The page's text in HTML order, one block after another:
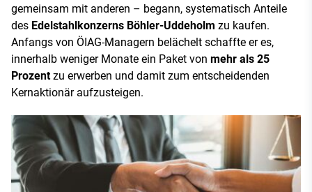
gemeinsam mit anderen – begann, systematisch Anteile
des Edelstahlkonzerns Böhler-Uddeholm zu kaufen.
Anfangs von ÖIAG-Managern belächelt schaffte er es,
innerhalb weniger Monate ein Paket von mehr als 25
Prozentzu erwerben und damit zum entscheidenden
Kernaktionär aufzusteigen.